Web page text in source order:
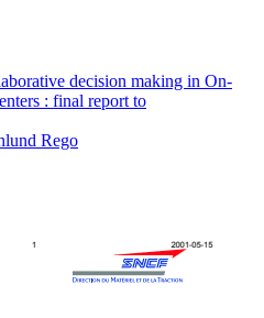
decision making in On-
: final report to
Rego